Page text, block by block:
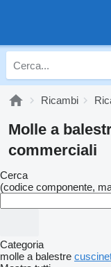
Ricambi
Molle a
commerciali
Cerca
(codice componente,
Categoria
molle a balestre